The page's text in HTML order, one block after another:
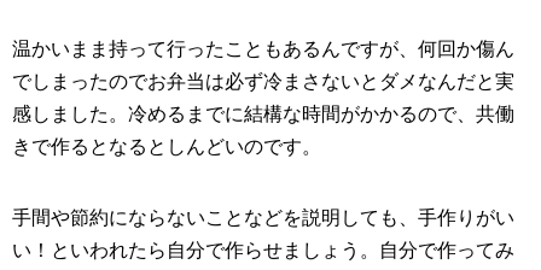
温かいまま持って行ったこともあるんですが、何回か傷ん
でしまったのでお弁当は必ず冷まさないとダメなんだと実
感しました。冷めるまでに結構な時間がかかるので、共働
きで作るとなるとしんどいのです。
手間や節約にならないことなどを説明しても、手作りがい
い！といわれたら自分で作らせましょう。自分で作ってみ